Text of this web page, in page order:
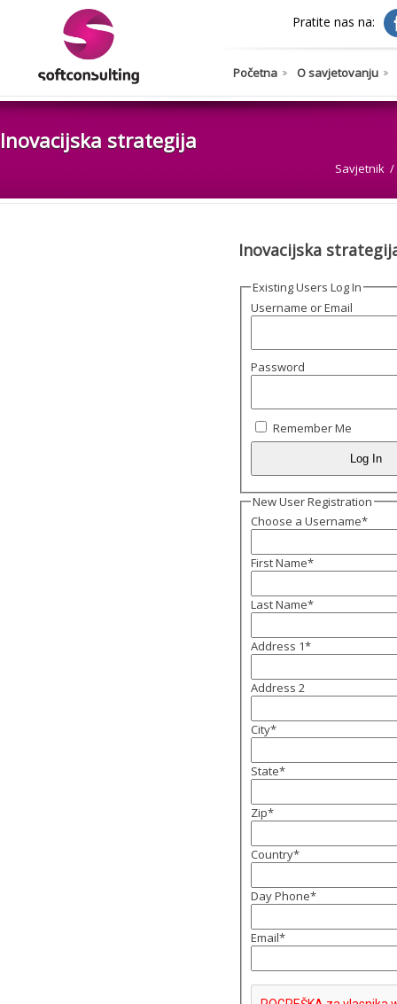
Pratite nas na:
Početna O savjetovanju
Inovacijska strategija
Savjetnik
Inovacijska
Existing Users Log In
Username or Email
Password
Remember Me
New User Registration
Choose a Username*
First Name*
Last Name*
Address 1*
Address 2
City*
State*
Zip*
Country*
Day Phone*
Email*